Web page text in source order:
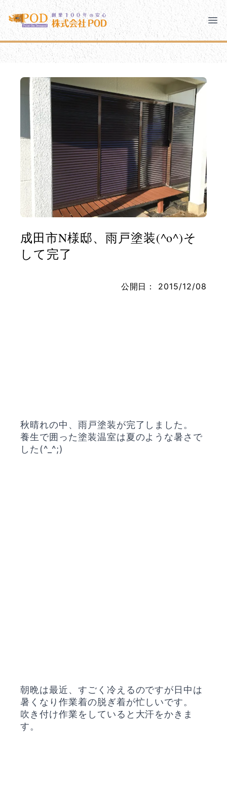
メインコンテンツにスキップ
株式会社ペイント・オン・デマンド
千葉の外壁塗装・屋根塗装なら創業100年の安心 ペイン
株式会社ペイント・オン・デマンド
モバイルメニュー
PODのまちづくり 安心の取り組み
ご相談と流れ よくあるご質問
PODについて
成田市N様邸、雨戸塗装(^o^)そ
して完了
公開日： 2015/12/08
秋晴れの中、雨戸塗装が完了しました。
養生で囲った塗装温室は夏のような暑さで
した(^_^;)
朝晩は最近、すごく冷えるのですが日中は
暑くなり作業着の脱ぎ着が忙しいです。
吹き付け作業をしていると大汗をかきま
す。